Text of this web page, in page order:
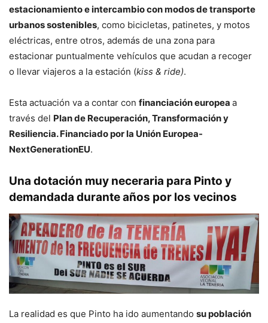
estacionamiento e intercambio con modos de transporte
urbanos sostenibles, como bicicletas, patinetes, y motos
eléctricas, entre otros, además de una zona para
estacionar puntualmente vehículos que acudan a recoger
o llevar viajeros a la estación (kiss & ride).
Esta actuación va a contar con financiación europea a
través del Plan de Recuperación, Transformación y
Resiliencia. Financiado por la Unión Europea-
NextGenerationEU.
Una dotación muy neceraria para Pinto y
demandada durante años por los vecinos
La realidad es que Pinto ha ido aumentando su población